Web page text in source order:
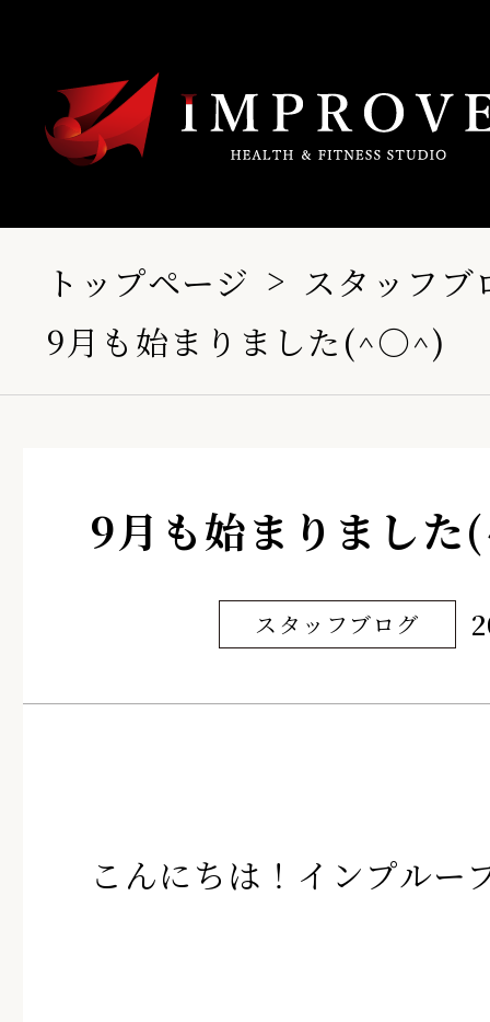
トップページ
スタッフブ
9月も始まりました(^○^)
9月も始まりまし
スタッフブログ
こんにちは！インプルー